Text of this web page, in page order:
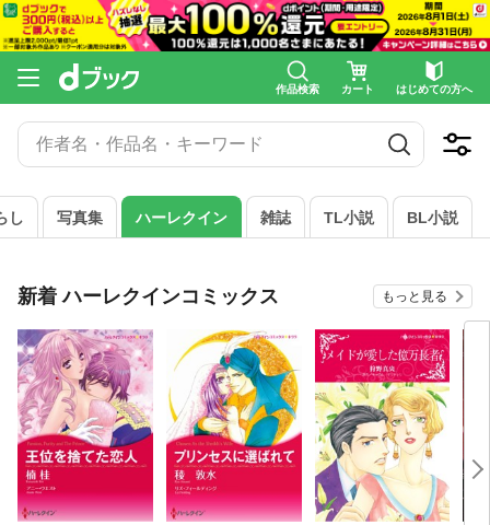
作品検索 カート はじめての方へ
異世界から聖女が来るようなので
異世界はスマートフォンとともに
異世界転生
異世界迷宮でハーレム
異世界転生で賢者になって冒険者生活
し 写真集 ハーレクイン 雑誌 TL小説 BL小説
新着 ハーレクインコミックス もっと見る